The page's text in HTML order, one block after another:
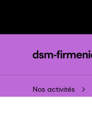
Nos activités